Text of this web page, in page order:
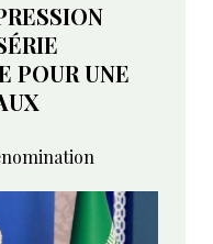
POUR UNE